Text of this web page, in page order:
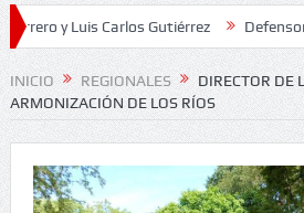
Carlos Gutiérrez Defensoría
Nacionales 2026
INICIO REGIONALES
DIRECTOR DE
ARMONIZACIÓN DE LOS RÍOS